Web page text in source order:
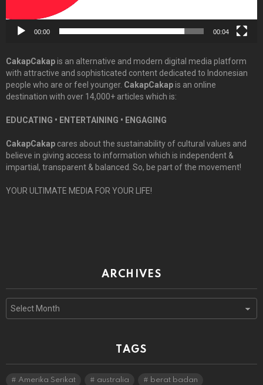
00:00 00:04
CakapCakapis an alternative and modern digital media platform
with attractive and sophisticated content dedicated to Indonesian
people who are or feel younger. CakapCakapis an online
destination with over 14,000+ articles which is:
EDUCATING • ENTERTAINING • ENGAGING
CakapCakap cares about the sustainability of cultural values and
believe in giving access to information which is independent &
impartial, transparent & balanced. So, be part of the movement!
YOUR ULTIMATE MEDIA FOR YOUR LIFE!
ARCHIVES
Archives
TAGS
Amerika Serikat australia berat badan